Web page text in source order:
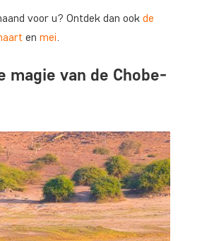
voor u? Ontdek dan ook de
en mei.
magie van de Chobe-